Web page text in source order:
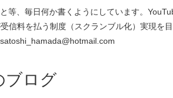
、毎日何か書くようにしています。
信料を払う制度（スクランブル化）実現を
ブログ